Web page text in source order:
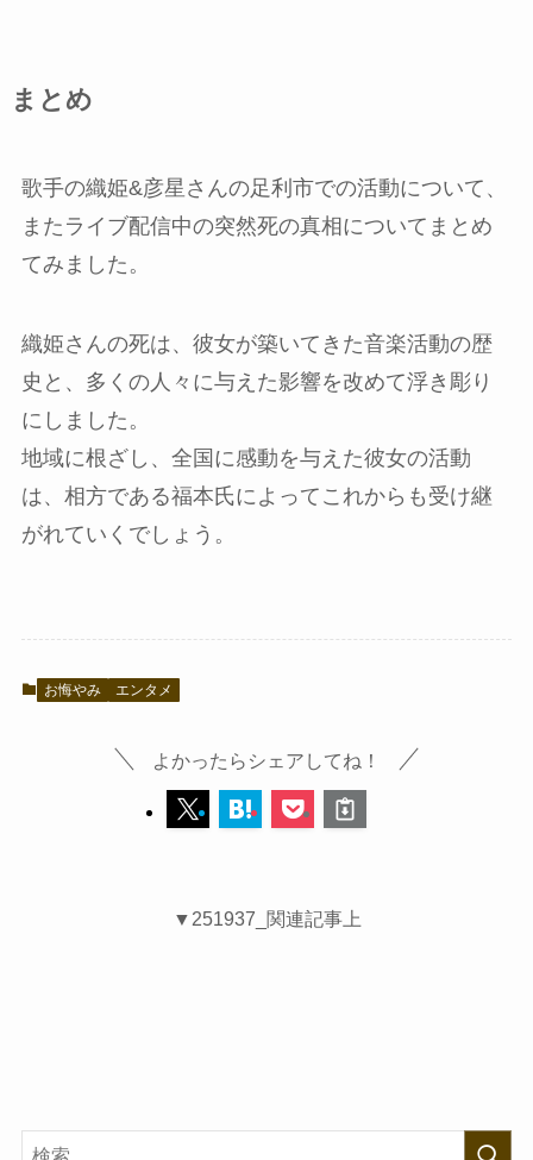
まとめ
歌手の織姫&彦星さんの足利市での活動について、
またライブ配信中の突然死の真相についてまとめ
てみました。
織姫さんの死は、彼女が築いてきた音楽活動の歴
史と、多くの人々に与えた影響を改めて浮き彫り
にしました。
地域に根ざし、全国に感動を与えた彼女の活動
は、相方である福本氏によってこれからも受け継
がれていくでしょう。
お悔やみ エンタメ
よかったらシェアしてね！
▼251937_関連記事上